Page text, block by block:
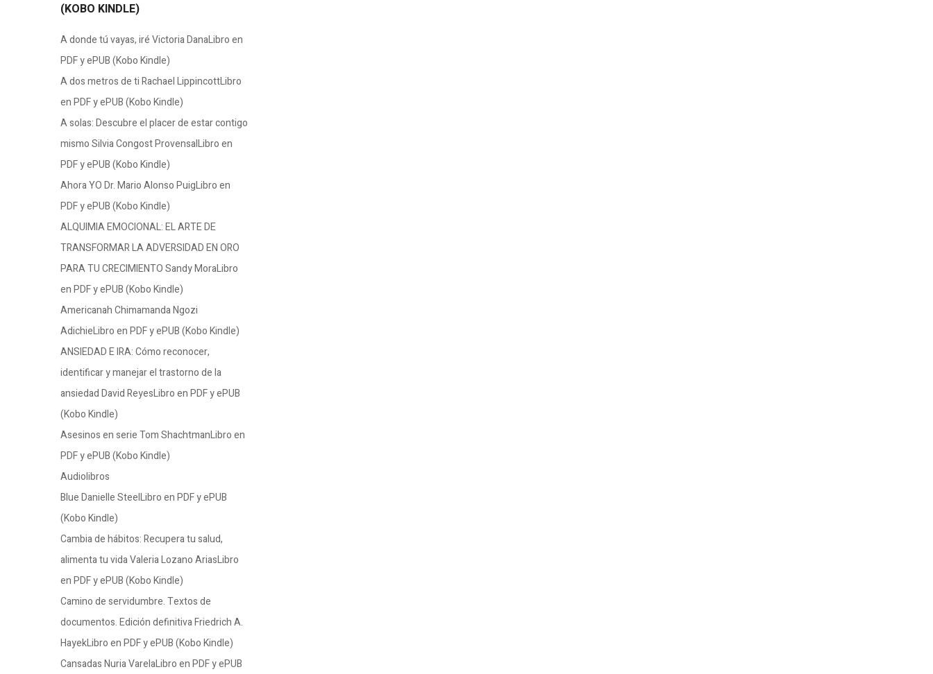
(KOBO KINDLE)
A donde tú vayas, iré Victoria DanaLibro en
PDF y ePUB (Kobo Kindle)
A dos metros de ti Rachael LippincottLibro
en PDF y ePUB (Kobo Kindle)
A solas: Descubre el placer de estar contigo
mismo Silvia Congost ProvensalLibro en
PDF y ePUB (Kobo Kindle)
Ahora YO Dr. Mario Alonso PuigLibro en
PDF y ePUB (Kobo Kindle)
ALQUIMIA EMOCIONAL: EL ARTE DE
TRANSFORMAR LA ADVERSIDAD EN ORO
PARA TU CRECIMIENTO Sandy MoraLibro
en PDF y ePUB (Kobo Kindle)
Americanah Chimamanda Ngozi
AdichieLibro en PDF y ePUB (Kobo Kindle)
ANSIEDAD E IRA: Cómo reconocer,
identificar y manejar el trastorno de la
ansiedad David ReyesLibro en PDF y ePUB
(Kobo Kindle)
Asesinos en serie Tom ShachtmanLibro en
PDF y ePUB (Kobo Kindle)
Audiolibros
Blue Danielle SteelLibro en PDF y ePUB
(Kobo Kindle)
Cambia de hábitos: Recupera tu salud,
alimenta tu vida Valeria Lozano AriasLibro
en PDF y ePUB (Kobo Kindle)
Camino de servidumbre. Textos de
documentos. Edición definitiva Friedrich A.
HayekLibro en PDF y ePUB (Kobo Kindle)
Cansadas Nuria VarelaLibro en PDF y ePUB